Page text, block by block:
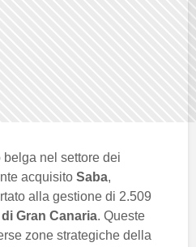
belga nel settore dei
acquisito Saba,
alla gestione di 2.509
Gran Canaria. Queste
zone strategiche della